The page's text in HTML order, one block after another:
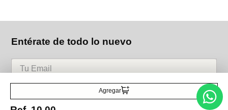
Agregar
Entérate de todo lo nuevo
Acepto la política de tratamiento de datos personales Suscribirse